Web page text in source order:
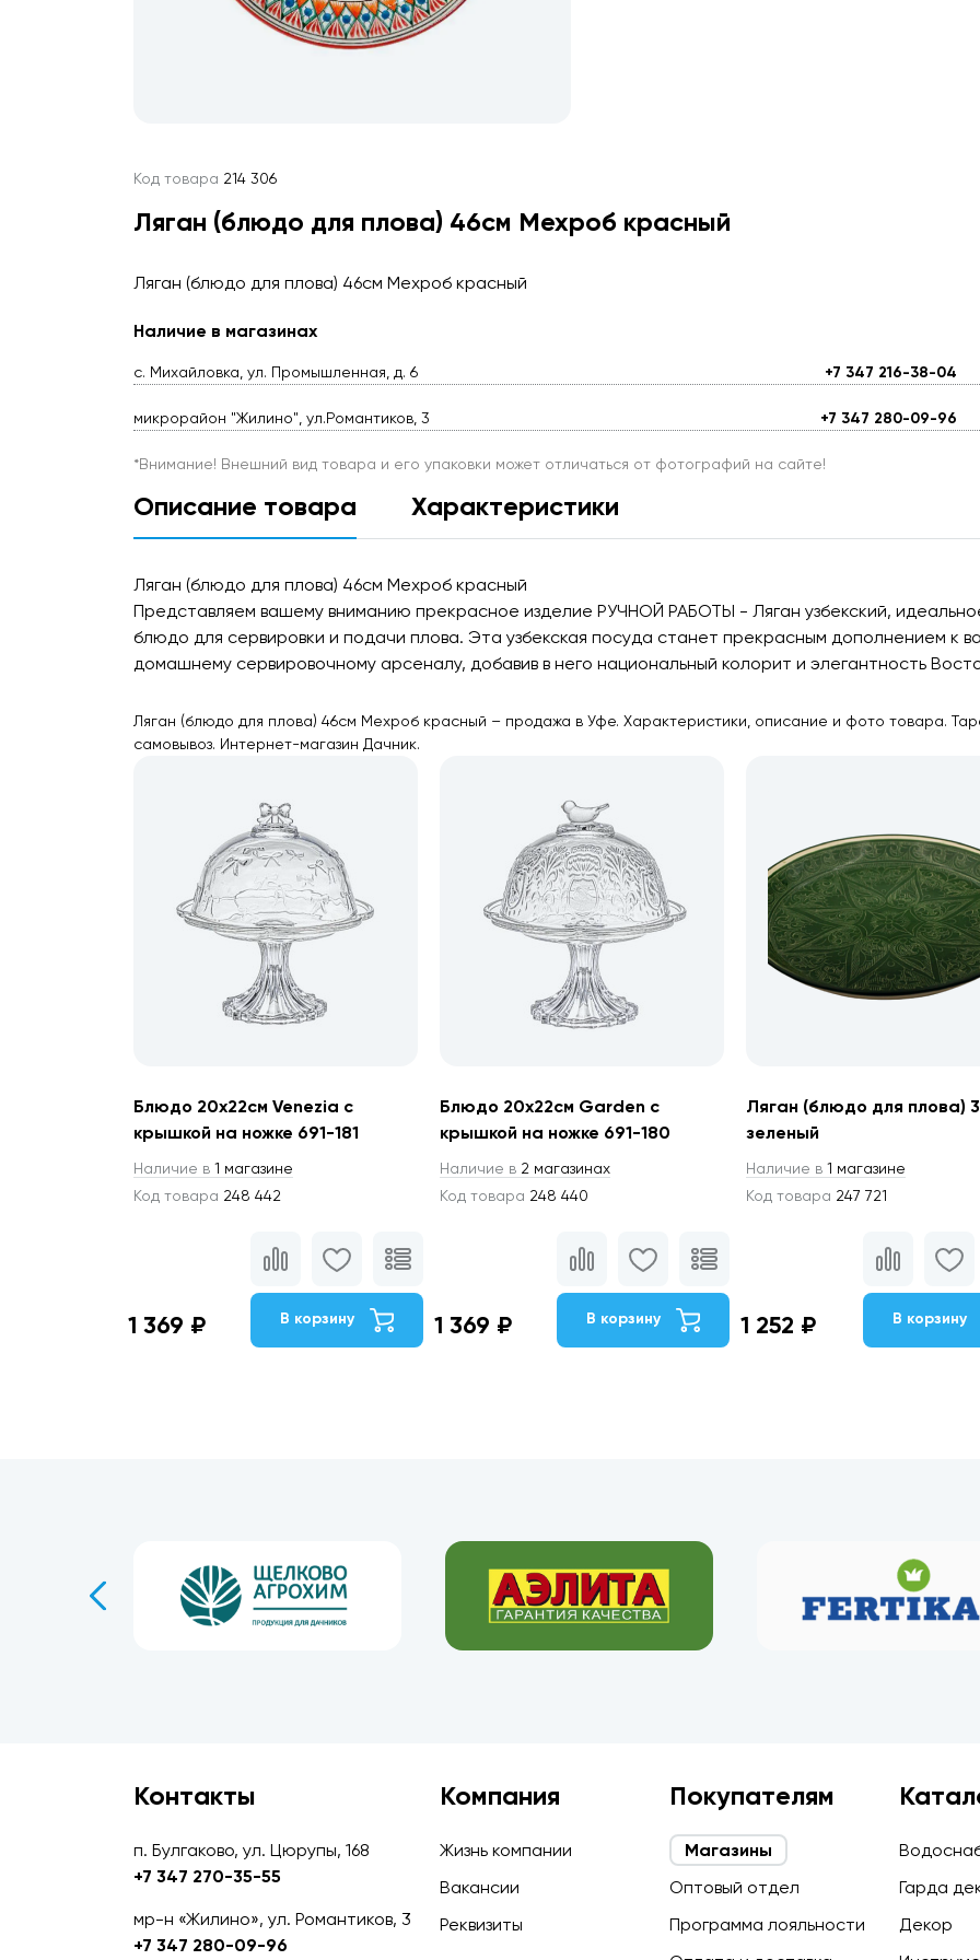
Код товара 214 306
Ляган (блюдо для плова) 46см Мехроб красный
Ляган (блюдо для плова) 46см Мехроб красный
Наличие в магазинах
с. Михайловка, ул. Промышленная, д. 6 +7 347 216-38-04
микрорайон "Жилино", ул.Романтиков, 3 +7 347 280-09-96
*Внимание! Внешний вид товара и его упаковки может отличаться от фотографий на сайте!
Описание товара Характеристики
Ляган (блюдо для плова) 46см Мехроб красный
Представляем вашему вниманию прекрасное изделие РУЧНОЙ РАБОТЫ - Ляган узбекский,
блюдо для сервировки и подачи плова. Эта узбекская посуда станет прекрасным дополнением к
домашнему сервировочному арсеналу, добавив в него национальный колорит и элегантность
Ляган (блюдо для плова) 46см Мехроб красный – продажа в Уфе. Характеристики, описание и фото товара.
самовывоз. Интернет-магазин Дачник.
Блюдо 20х22см Venezia с
крышкой на ножке 691-181
Наличие в 1 магазине
Код товара 248 442
1 369 ₽ В корзину
Блюдо 20х22см Garden с
крышкой на ножке 691-180
Наличие в 2 магазинах
Код товара 248 440
1 369 ₽ В корзину
Ляган (блюдо для плова)
зеленый
Наличие в 1 магазине
Код товара 247 721
1 252 ₽ В корзину
Контакты
п. Булгаково, ул. Цюрупы, 168
+7 347 270-35-55
мр-н «Жилино», ул. Романтиков, 3
+7 347 280-09-96
Компания
Жизнь компании
Вакансии
Реквизиты
Покупателям
Магазины
Оптовый отдел
Программа лояльности
Гарда
Декор